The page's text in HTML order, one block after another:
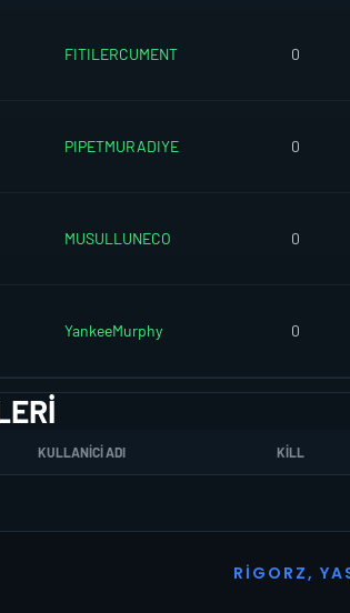
FITILERCUMENT 0
PIPETMURADIYE 0
MUSULLUNECO 0
YankeeMurphy 0
KULLANICI ADI KILL
R I G O R Z, YA